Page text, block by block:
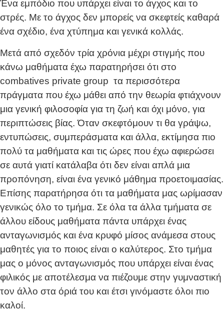
Ένα εμπόδιο που υπάρχει είναι το άγχος και το
στρές. Με το άγχος δεν μπορείς να σκεφτείς καθαρά
ένα σχέδιο, ένα χτύπημα και γενικά κολλάς.
Μετά από σχεδόν τρία χρόνια μέχρι στιγμής που
κάνω μαθήματα έχω παρατηρήσει ότι στο
combatives private group τα περισσότερα
πράγματα που έχω μάθει από την θεωρία φτιάχνουν
μια γενική φιλοσοφία για τη ζωή και όχι μόνο, για
περιπτώσεις βίας. Όταν σκεφτόμουν τι θα γράψω,
εντυπώσεις, συμπεράσματα και άλλα, εκτίμησα πιο
πολύ τα μαθήματα και τις ώρες που έχω αφιερώσει
σε αυτά γιατί κατάλαβα ότι δεν είναι απλά μια
προπόνηση, είναι ένα γενικό μάθημα προετοιμασίας.
Επίσης παρατήρησα ότι τα μαθήματα μας ωρίμασαν
γενικώς όλο το τμήμα. Σε όλα τα άλλα τμήματα σε
άλλου είδους μαθήματα πάντα υπάρχει ένας
ανταγωνισμός και ένα κρυφό μίσος ανάμεσα στους
μαθητές για το ποιος είναι ο καλύτερος. Στο τμήμα
μας ο μόνος ανταγωνισμός που υπάρχει είναι ένας
φιλικός με αποτέλεσμα να πιέζουμε στην γυμναστική
τον άλλο στα όριά του και έτσι γινόμαστε όλοι πιο
καλοί.